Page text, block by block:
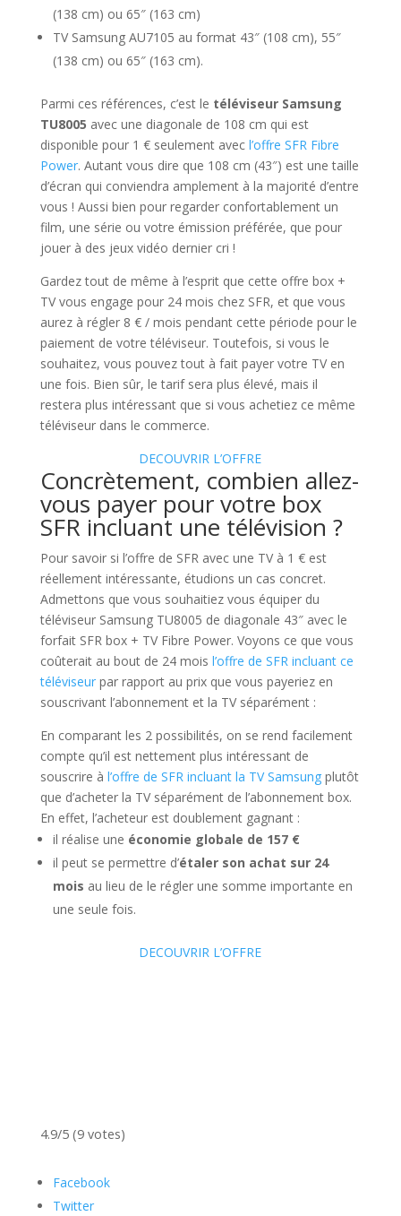
(138 cm) ou 65″ (163 cm)
TV Samsung AU7105 au format 43″ (108 cm), 55″
(138 cm) ou 65″ (163 cm).
Parmi ces références, c’est le téléviseur Samsung
TU8005 avec une diagonale de 108 cm qui est
disponible pour 1 € seulement avec l’offre SFR Fibre
Power. Autant vous dire que 108 cm (43″) est une taille
d’écran qui conviendra amplement à la majorité d’entre
vous ! Aussi bien pour regarder confortablement un
film, une série ou votre émission préférée, que pour
jouer à des jeux vidéo dernier cri !
Gardez tout de même à l’esprit que cette offre box +
TV vous engage pour 24 mois chez SFR, et que vous
aurez à régler 8 € / mois pendant cette période pour le
paiement de votre téléviseur. Toutefois, si vous le
souhaitez, vous pouvez tout à fait payer votre TV en
une fois. Bien sûr, le tarif sera plus élevé, mais il
restera plus intéressant que si vous achetiez ce même
téléviseur dans le commerce.
DECOUVRIR L’OFFRE
Concrètement, combien allez-
vous payer pour votre box
SFR incluant une télévision ?
Pour savoir si l’offre de SFR avec une TV à 1 € est
réellement intéressante, étudions un cas concret.
Admettons que vous souhaitiez vous équiper du
téléviseur Samsung TU8005 de diagonale 43″ avec le
forfait SFR box + TV Fibre Power. Voyons ce que vous
coûterait au bout de 24 mois l’offre de SFR incluant ce
téléviseurpar rapport au prix que vous payeriez en
souscrivant l’abonnement et la TV séparément :
En comparant les 2 possibilités, on se rend facilement
compte qu’il est nettement plus intéressant de
souscrire à l’offre de SFR incluant la TV Samsungplutôt
que d’acheter la TV séparément de l’abonnement box.
En effet, l’acheteur est doublement gagnant :
il réalise une économie globale de 157 €
il peut se permettre d’étaler son achat sur 24
mois au lieu de le régler une somme importante en
une seule fois.
DECOUVRIR L’OFFRE
4.9/5 (9 votes)
Facebook
Twitter